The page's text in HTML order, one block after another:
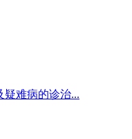
疑难病的诊治...